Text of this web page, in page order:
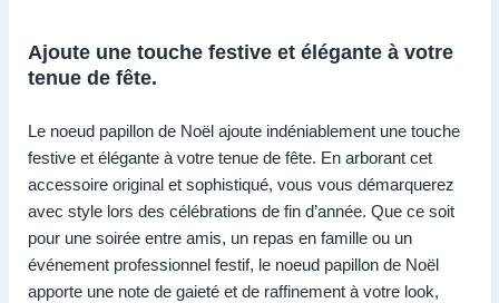
Ajoute une touche festive et élégante à votre
tenue de fête.
Le noeud papillon de Noël ajoute indéniablement une touche
festive et élégante à votre tenue de fête. En arborant cet
accessoire original et sophistiqué, vous vous démarquerez
avec style lors des célébrations de fin d’année. Que ce soit
pour une soirée entre amis, un repas en famille ou un
événement professionnel festif, le noeud papillon de Noël
apporte une note de gaieté et de raffinement à votre look,